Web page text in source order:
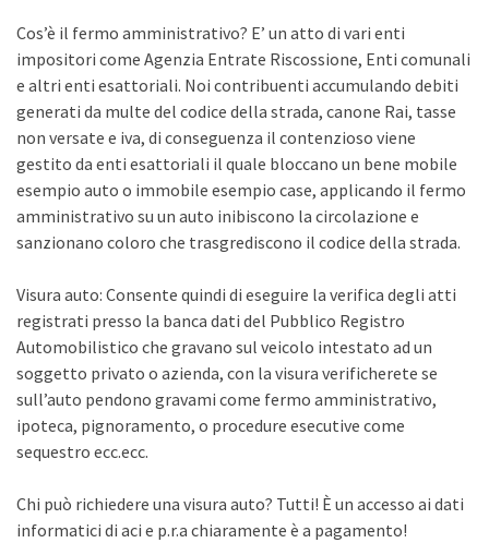
Cos’è il fermo amministrativo? E’ un atto di vari enti
impositori come Agenzia Entrate Riscossione, Enti comunali
e altri enti esattoriali. Noi contribuenti accumulando debiti
generati da multe del codice della strada, canone Rai, tasse
non versate e iva, di conseguenza il contenzioso viene
gestito da enti esattoriali il quale bloccano un bene mobile
esempio auto o immobile esempio case, applicando il fermo
amministrativo su un auto inibiscono la circolazione e
sanzionano coloro che trasgrediscono il codice della strada.
Visura auto: Consente quindi di eseguire la verifica degli atti
registrati presso la banca dati del Pubblico Registro
Automobilistico che gravano sul veicolo intestato ad un
soggetto privato o azienda, con la visura verificherete se
sull’auto pendono gravami come fermo amministrativo,
ipoteca, pignoramento, o procedure esecutive come
sequestro ecc.ecc.
Chi può richiedere una visura auto? Tutti! È un accesso ai dati
informatici di aci e p.r.a chiaramente è a pagamento!